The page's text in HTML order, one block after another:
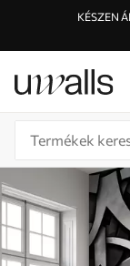
KÉSZEN